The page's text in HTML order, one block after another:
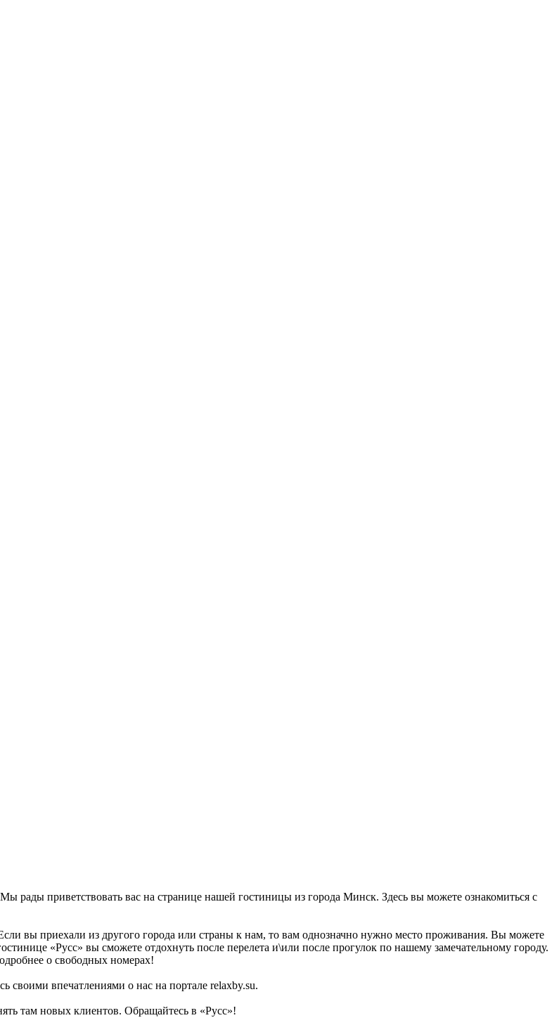
рады приветствовать вас на странице нашей гостиницы из города Минск. Здесь вы можете ознакомиться с
вы приехали из другого города или страны к нам, то вам однозначно нужно место проживания. Вы можете
«Русс» вы сможете отдохнуть после перелета и\или после прогулок по нашему замечательному городу.
о свободных номерах!
впечатлениями о нас на портале relaxby.su.
там новых клиентов. Обращайтесь в «Русс»!